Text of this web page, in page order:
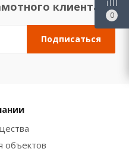
клиента!
объектов
0